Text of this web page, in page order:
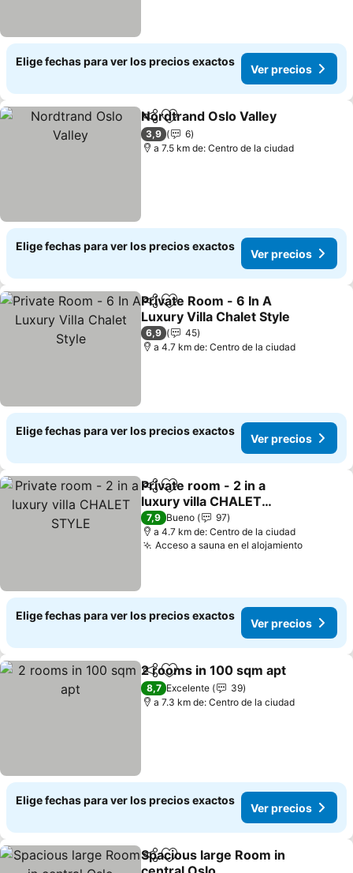
Elige fechas para ver los precios exactos
Ver precios
CompartirAgregar a favoritos
Nordtrand Oslo Valley
3,9
6
a 7.5 km de: Centro de la ciudad
Elige fechas para ver los precios exactos
Ver precios
CompartirAgregar a favoritos
Private Room - 6 In A
Luxury Villa Chalet Style
Ver precios
6,9
45
a 4.7 km de: Centro de la ciudad
Elige fechas para ver los precios exactos
Ver precios
CompartirAgregar a favoritos
Private room - 2 in a
luxury villa CHALET
STYLE
Ver precios
7,9 Bueno
97
a 4.7 km de: Centro de la ciudad
Acceso a sauna en el alojamientoVer
Elige fechas para ver los precios exactos
Ver precios
CompartirAgregar a favoritos
2 rooms in 100 sqm apt
8,7 Excelente
39
a 7.3 km de: Centro de la ciudad
Elige fechas para ver los precios exactos
Ver precios
CompartirAgregar a favoritos
Spacious large Room in